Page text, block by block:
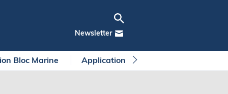
Newsletter
Bloc Marine Application Bloc Marine